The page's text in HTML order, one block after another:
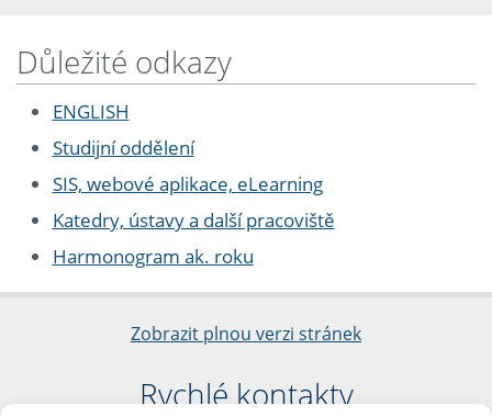
Důležité odkazy
ENGLISH
Studijní oddělení
SIS, webové aplikace, eLearning
Katedry, ústavy a další pracoviště
Harmonogram ak. roku
Zobrazit plnou verzi stránek
Rychlé kontakty